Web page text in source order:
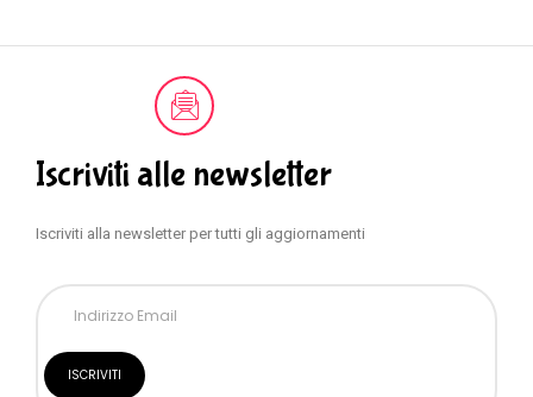
Iscriviti alle newsletter
Iscriviti alla newsletter per tutti gli aggiornamenti